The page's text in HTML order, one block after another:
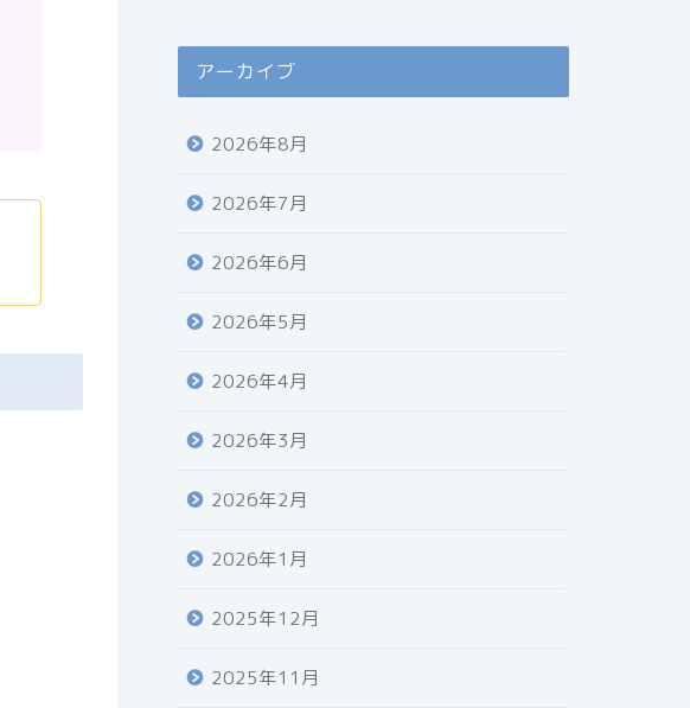
アーカイブ
2026年8月
2026年7月
2026年6月
2026年5月
2026年4月
2026年3月
2026年2月
2026年1月
2025年12月
2025年11月